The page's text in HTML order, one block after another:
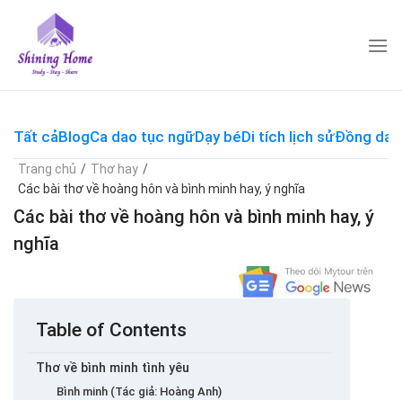
content
Tất cảBlogCa dao tục ngữDạy béDi tích lịch sửĐồng dao
Trang chủ / Thơ hay /
Các bài thơ về hoàng hôn và bình minh hay, ý nghĩa
Các bài thơ về hoàng hôn và bình minh hay, ý
nghĩa
Table of Contents
Thơ về bình minh tình yêu
Bình minh (Tác giả: Hoàng Anh)